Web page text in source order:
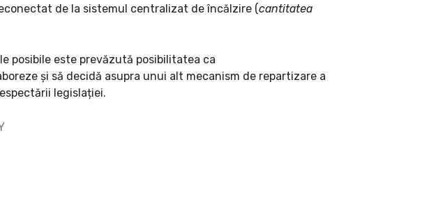
de la sistemul centralizat de încălzire (cantitatea
posibile este prevăzută posibilitatea ca
și să decidă asupra unui alt mecanism de repartizare a
legislației.